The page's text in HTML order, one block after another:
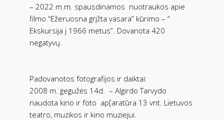
– 2022 m.m. spausdinamos nuotraukos apie
filmo “Ežeruosna grįžta vasara” kūrimo – “
Ekskursija į 1966 metus”. Dovanota 420
negatyvų.
Padovanotos fotografijos ir daiktai:
2008 m. gegužės 14d.
– Algirdo Tarvydo
naudota kino ir foto ap[aratūra 13 vnt. Lietuvos
teatro, muzikos ir kino muziejui.